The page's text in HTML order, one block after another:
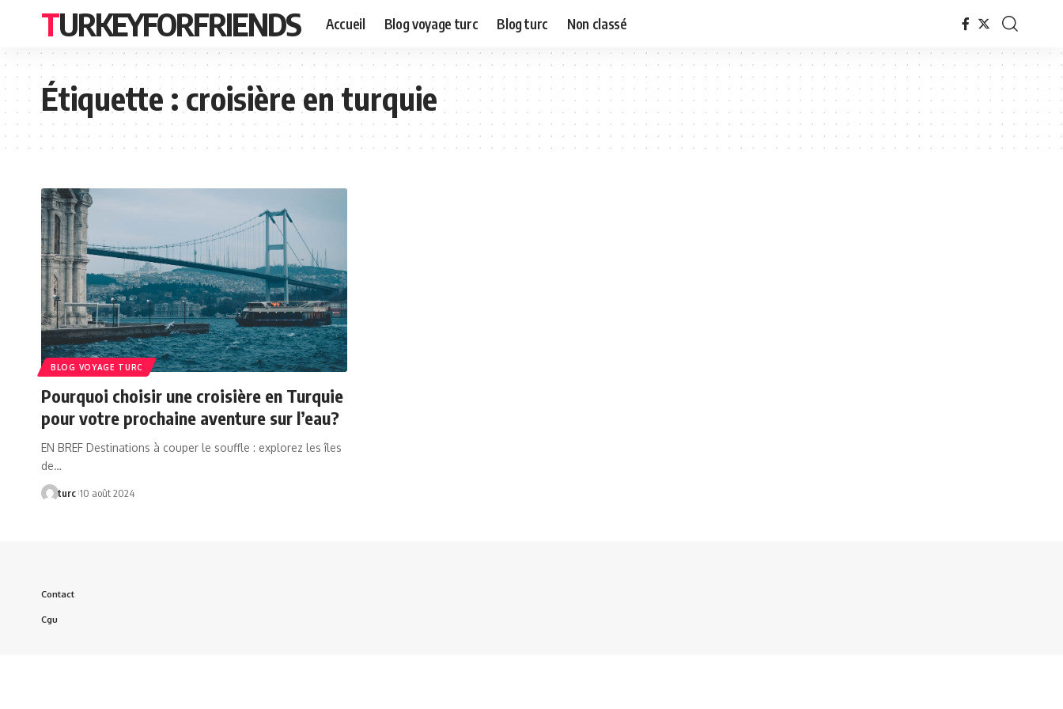
TURKEYFORFRIENDS Accueil Blog voyage turc Blog turc Non classé
Étiquette :croisière en turquie
BLOG VOYAGE TURC
Pourquoi choisir une croisière en Turquie
pour votre prochaine aventure sur l’eau?
EN BREF Destinations à couper le souffle : explorez les îles
de…
turc 10 août 2024
Contact
Cgu